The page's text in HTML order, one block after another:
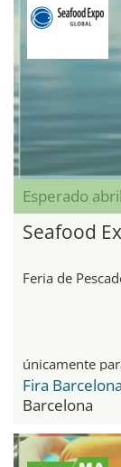
Esperado
Seafood
Feria de
únicamente
Fira
Barcelona